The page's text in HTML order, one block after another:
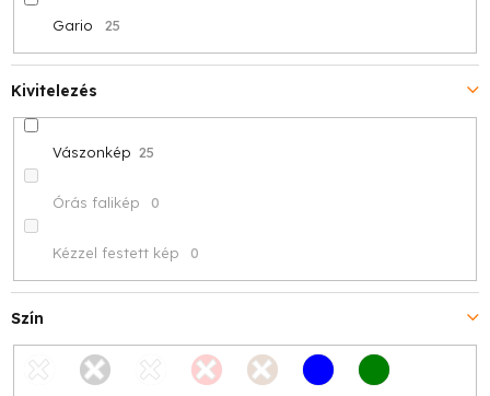
Gario 25
Kivitelezés
Vászonkép 25
Órás falikép 0
Kézzel festett kép 0
Szín